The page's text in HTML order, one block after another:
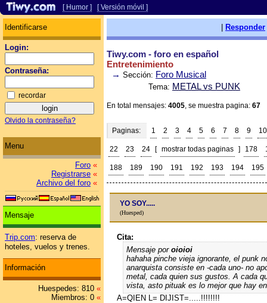
[ Humor ] [ Versión móvil ]
Identificarse
Login:
Contraseña:
recordar
Olvido la contraseña?
Menu
Foro «
Registrarse «
Archivo del foro «
Mensaje
Trip.com: reserva de
hoteles, vuelos y trenes.
Información
Huespedes: 810 «
Miembros: 0 «
Responder
Tiwy.com - foro en español
Entretenimiento
→ Sección: Foro Musical
Tema: METAL vs PUNK
En total mensajes: 4005, se muestra pagina: 67
Paginas: 1 2 3 4 5 6 7 8 9 10
22 23 24 [ mostrar todas paginas ] 178
188 189 190 191 192 193 194 195
YO SOY.....
(Huesped)
Cita:
Mensaje por oioioi
hahaha pinche vieja ignorante, el punk
anarquista consiste en -cada uno- no
metal, cada quien sus gustos. A cada
vista, asto pituak es lo mejor que hay
A=QIEN L= DIJIST=.....!!!!!!!!